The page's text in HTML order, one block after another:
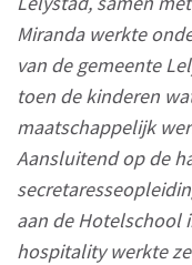
Miranda werkte
van de gemeente
toen de kinderen
maatschappelijk
Aansluitend op de
aan de Hotelschool
hospitality werkte